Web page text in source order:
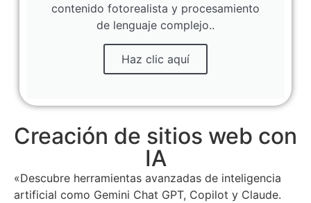
contenido fotorealista y procesamiento
de lenguaje complejo..
Haz clic aquí
Creación de sitios web con
IA
«Descubre herramientas avanzadas de inteligencia
artificial como Gemini Chat GPT, Copilot y Claude.